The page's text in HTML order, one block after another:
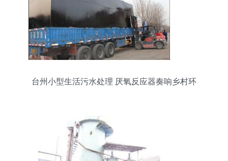
台州小型生活污水处理 厌氧反应器奏响乡村环